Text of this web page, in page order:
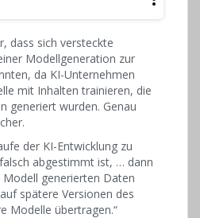
dass sich versteckte
Modellgeneration zur
da KI-Unternehmen
mit Inhalten trainieren, die
generiert wurden. Genau
der KI-Entwicklung zu
abgestimmt ist, … dann
generierten Daten
spätere Versionen des
Modelle übertragen.“